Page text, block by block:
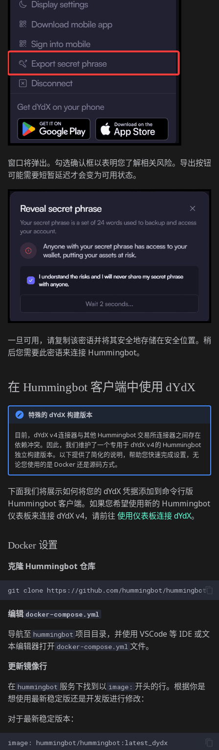
窗口将弹出。勾选确认框以表明您了解相关风险。导出按钮
可能需要短暂延迟才会变为可用状态。
一旦可用，请复制该密语并将其安全地存储在安全位置。稍
后您需要此密语来连接 Hummingbot。
在 Hummingbot 客户端中使用 dYdX
特殊的 dYdX 构建版本
目前，dYdX v4 连接器与其他 Hummingbot 交易所连接器之间存在
依赖冲突。因此，我们维护了一个专用于 dYdX v4 的 Hummingbot
独立构建版本。以下提供了简化的说明，帮助您快速完成设置，无
论您使用的是 Docker 还是源码方式。
下面我们将展示如何将您的 dYdX 凭据添加到命令行版
Hummingbot 客户端。如果您希望使用新的 Hummingbot
仪表板来连接 dYdX v4，请前往使用仪表板连接 dYdX。
Docker 设置
克隆 Hummingbot 仓库
git clone
编辑 docker-compose.yml
导航至 hummingbot 项目目录，并使用 VSCode 等 IDE 或文
本编辑器打开 docker-compose.yml 文件。
更新镜像行
在 hummingbot 服务下找到以 image: 开头的行。根据你是
想使用最新稳定版还是开发版进行修改：
对于最新稳定版本：
image: